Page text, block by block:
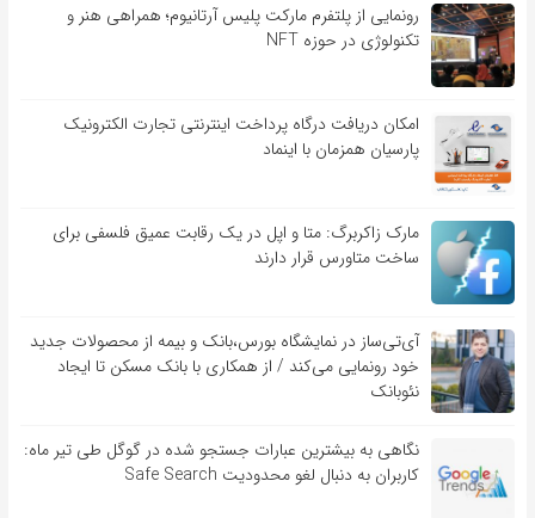
رونمایی از پلتفرم مارکت پلیس آرتانیوم؛ همراهی هنر و
تکنولوژی در حوزه NFT
امکان دریافت درگاه پرداخت اینترنتی تجارت الکترونیک
پارسیان همزمان با اینماد
مارک زاکربرگ: متا و اپل در یک رقابت عمیق فلسفی برای
ساخت متاورس قرار دارند
آی‌تی‌ساز در نمایشگاه بورس،بانک و بیمه از محصولات جدید
خود رونمایی می‌کند / از همکاری با بانک مسکن تا ایجاد
نئوبانک
نگاهی به بیشترین عبارات جستجو شده در گوگل طی تیر ماه:
کاربران به دنبال لغو محدودیت Safe Search